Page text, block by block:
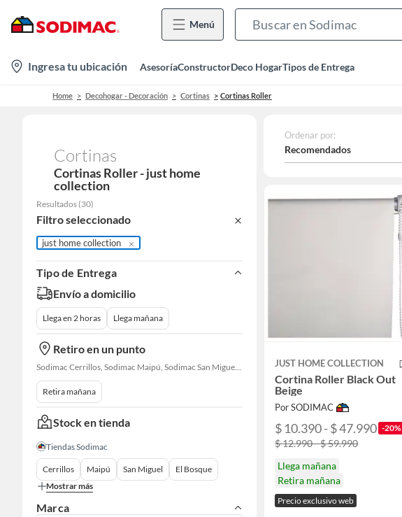
Menú
location-
icon
Ingresa tu ubicación AsesoríaConstructorDeco HogarTipos de Entrega
Home Decohogar - Decoración Cortinas Cortinas Roller
Cortinas
Cortinas Roller - just home
collection
Resultados (30)
Filtro seleccionado
just home collection
Tipo de Entrega
Envío a domicilio
Llega en 2 horas Llega mañana
Retiro en un punto
Sodimac Cerrillos, Sodimac Maipú, Sodimac San Miguel, Sodimac El Bosque, Sodimac San Bernardo, Sodimac Talagante, Sodimac San Fernando
Retira mañana
Stock en tienda
Tiendas Sodimac
Cerrillos Maipú San Miguel
El Bosque
Mostrar más
Marca
Ordenar por:
Recomendados
JUST HOME COLLECTION
Cortina Roller Black Out
Beige
Por SODIMAC
$ 10.390 - $ 47.990 -20%
$ 12.990 - $ 59.990
Llega mañana
Retira mañana
Precio exclusivo web